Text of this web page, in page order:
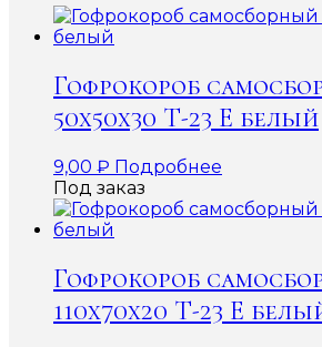
Гофрокороб
50х50х30 Т-23 Е белый
9,00 ₽ Подробнее
Под заказ
Гофрокороб
110х70х20 Т-23 Е